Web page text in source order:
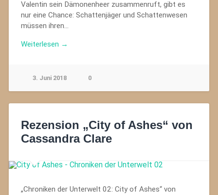
Valentin sein Dämonenheer zusammenruft, gibt es
nur eine Chance: Schattenjäger und Schattenwesen
müssen ihren…
Weiterlesen →
3. Juni 2018 0
Rezension „City of Ashes“ von
Cassandra Clare
„Chroniken der Unterwelt 02: City of Ashes“ von